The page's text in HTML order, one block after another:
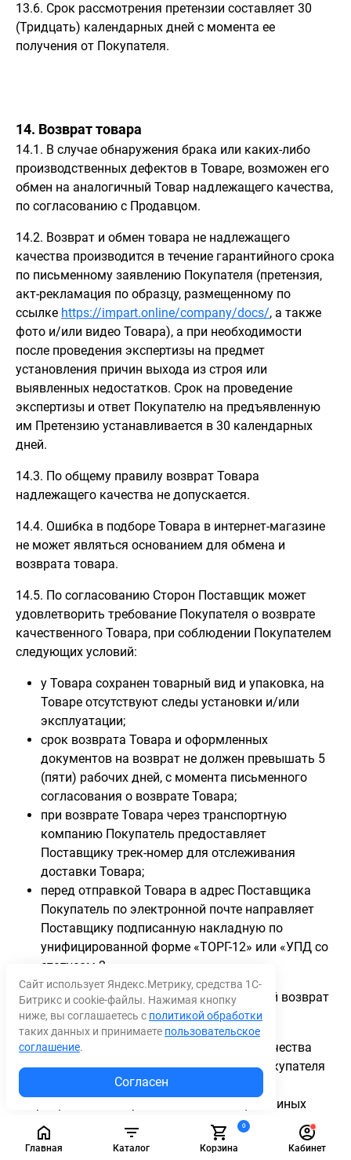
Главная Каталог
0
Корзина Кабинет
13.6. Срок рассмотрения претензии составляет 30
(Тридцать) календарных дней с момента ее
получения от Покупателя.
14. Возврат товара
14.1. В случае обнаружения брака или каких-либо
производственных дефектов в Товаре, возможен его
обмен на аналогичный Товар надлежащего качества,
по согласованию с Продавцом.
14.2. Возврат и обмен товара не надлежащего
качества производится в течение гарантийного срока
по письменному заявлению Покупателя (претензия,
акт-рекламация по образцу, размещенному по
ссылке https://impart.online/company/docs/, а также
фото и/или видео Товара), а при необходимости
после проведения экспертизы на предмет
установления причин выхода из строя или
выявленных недостатков. Срок на проведение
экспертизы и ответ Покупателю на предъявленную
им Претензию устанавливается в 30 календарных
дней.
14.3. По общему правилу возврат Товара
надлежащего качества не допускается.
14.4. Ошибка в подборе Товара в интернет-магазине
не может являться основанием для обмена и
возврата товара.
14.5. По согласованию Сторон Поставщик может
удовлетворить требование Покупателя о возврате
качественного Товара, при соблюдении Покупателем
следующих условий:
у Товара сохранен товарный вид и упаковка, на
Товаре отсутствуют следы установки и/или
эксплуатации;
срок возврата Товара и оформленных
документов на возврат не должен превышать 5
(пяти) рабочих дней, с момента письменного
согласования о возврате Товара;
при возврате Товара через транспортную
компанию Покупатель предоставляет
Поставщику трек-номер для отслеживания
доставки Товара;
перед отправкой Товара в адрес Поставщика
Покупатель по электронной почте направляет
Поставщику подписанную накладную по
унифицированной форме «ТОРГ-12» или «УПД со
статусом 2».
При несоблюдении вышеуказанных условий возврат
Товара Поставщиком не принимается.
14.6. При возврате Товара надлежащего качества
Поставщик имеет право на удержание с Покупателя
неустойки, в размере 20% от стоимости
возращенного Товара, а также возмещение иных
убытков, связанных с доставкой Товара.
14.7. Срок возврата денежных средств составляет 10
Сайт использует Яндекс.Метрику, средства 1С-
Битрикс и cookie-файлы. Нажимая кнопку
ниже, вы соглашаетесь с политикой обработки
таких данных и принимаете пользовательское
соглашение.
Согласен